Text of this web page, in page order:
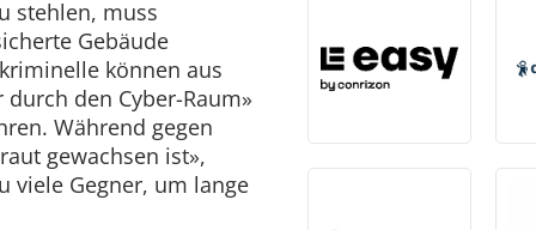
stehlen, muss
Gebäude
können aus
den Cyber-Raum»
Während gegen
gewachsen ist»,
viele Gegner, um lange